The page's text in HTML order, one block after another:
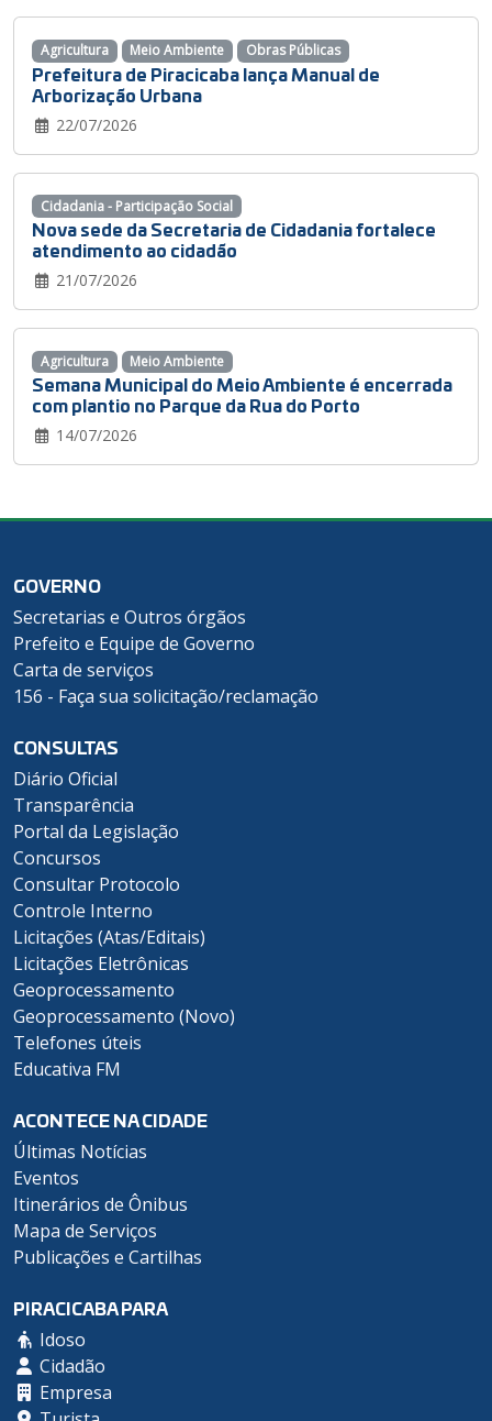
Prefeitura de Piracicaba lança Manual de
Arborização Urbana
22/07/2026
Agricultura Meio Ambiente Obras Públicas
Nova sede da Secretaria de Cidadania fortalece
atendimento ao cidadão
21/07/2026
Cidadania - Participação Social
Semana Municipal do Meio Ambiente é encerrada
com plantio no Parque da Rua do Porto
14/07/2026
Agricultura Meio Ambiente
GOVERNO
Secretarias e Outros órgãos
Prefeito e Equipe de Governo
Carta de serviços
156 - Faça sua solicitação/reclamação
CONSULTAS
Diário Oficial
Transparência
Portal da Legislação
Concursos
Consultar Protocolo
Controle Interno
Licitações (Atas/Editais)
Licitações Eletrônicas
Geoprocessamento
Geoprocessamento (Novo)
Telefones úteis
Educativa FM
ACONTECE NA CIDADE
Últimas Notícias
Eventos
Itinerários de Ônibus
Mapa de Serviços
Publicações e Cartilhas
PIRACICABA PARA
Idoso
Cidadão
Empresa